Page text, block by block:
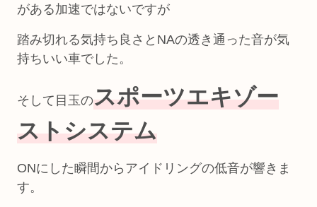
がある加速ではないですが
踏み切れる気持ち良さとNAの透き通った音が気
持ちいい車でした。
そして目玉のスポーツエキゾー
ストシステム
ONにした瞬間からアイドリングの低音が響きま
す。